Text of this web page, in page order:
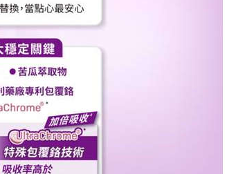
付」結帳頁面，進行簡訊認證並確認金額後，即可完成結帳。
３．收到繳費通知簡訊後14天內，點擊此簡訊中的連結，可透過
／ATM／網路銀行／等多元方式進行付款，方視為交易完成。
※ 請注意：結帳手續完成當下不需立刻繳費，但若您需要取消訂
絡購買商品的店家。未經商家同意取消之訂單仍視為有效，需透過
先享後付繳納相關費用。
※ 交易是否成功請以「AFTEE先享後付 」之結帳頁面顯示為準，
是否繳費成功／繳費後需取消欲退款等相關疑問，請聯繫「
付客戶支援中心」https://netprotections.freshdesk.com/support/
【注意事項】
１．透過由恩沛科技股份有限公司提供之「AFTEE先享後付」服
交易，需依本服務之必要範圍內提供個人資料，並將交易相關給付
免運費